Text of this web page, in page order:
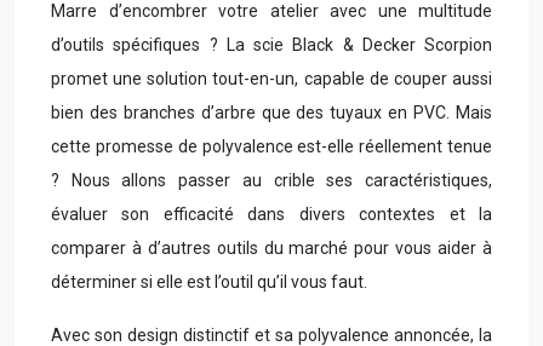
Marre d’encombrer votre atelier avec une multitude
d’outils spécifiques ? La scie Black & Decker Scorpion
promet une solution tout-en-un, capable de couper aussi
bien des branches d’arbre que des tuyaux en PVC. Mais
cette promesse de polyvalence est-elle réellement tenue
? Nous allons passer au crible ses caractéristiques,
évaluer son efficacité dans divers contextes et la
comparer à d’autres outils du marché pour vous aider à
déterminer si elle est l’outil qu’il vous faut.
Avec son design distinctif et sa polyvalence annoncée, la